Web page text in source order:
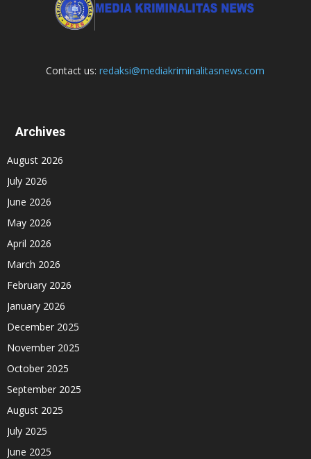
Contact us:redaksi@mediakriminalitasnews.com
Archives
August 2026
July 2026
June 2026
May 2026
April 2026
March 2026
February 2026
January 2026
December 2025
November 2025
October 2025
September 2025
August 2025
July 2025
June 2025